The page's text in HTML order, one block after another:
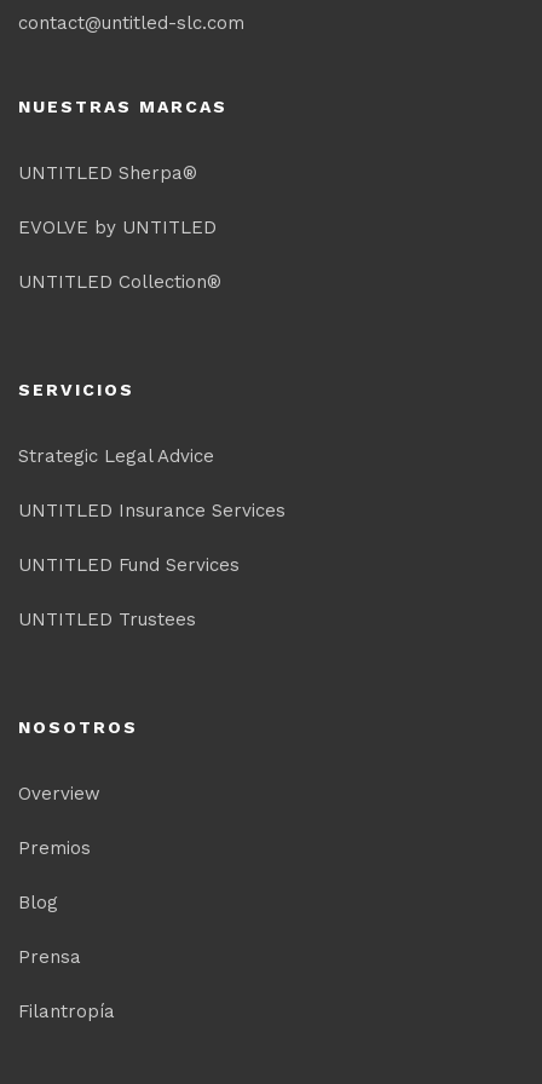
contact@untitled-slc.com
NUESTRAS MARCAS
UNTITLED Sherpa®
EVOLVE by UNTITLED
UNTITLED Collection®
SERVICIOS
Strategic Legal Advice
UNTITLED Insurance Services
UNTITLED Fund Services
UNTITLED Trustees
NOSOTROS
Overview
Premios
Blog
Prensa
Filantropía